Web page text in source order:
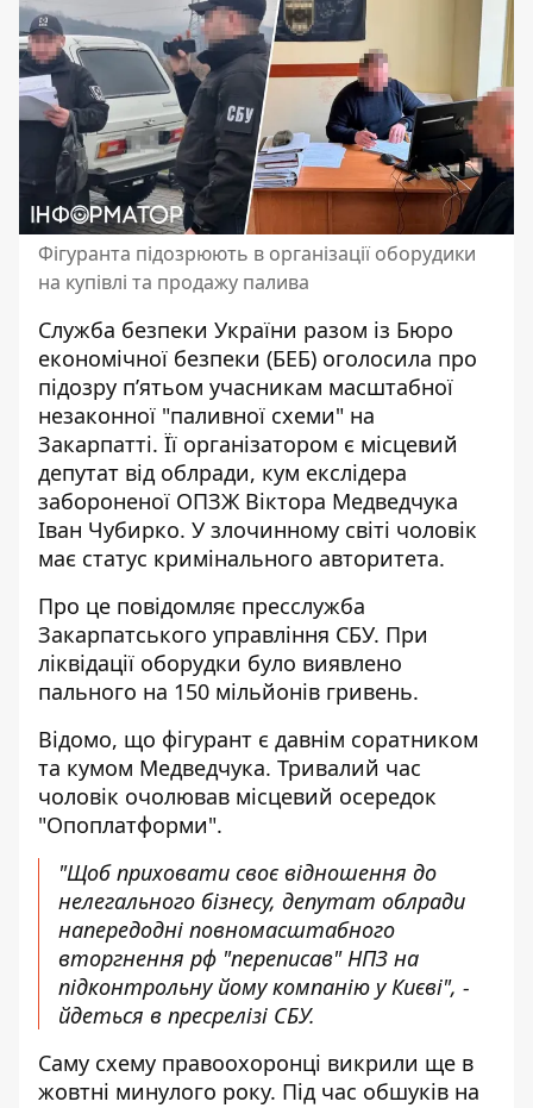
Фігуранта підозрюють в організації оборудики
на купівлі та продажу палива
Служба безпеки України разом із Бюро
економічної безпеки (БЕБ) оголосила про
підозру п’ятьом учасникам масштабної
незаконної "паливної схеми" на
Закарпатті. Її організатором є місцевий
депутат від облради, кум екслідера
забороненої ОПЗЖ Віктора Медведчука
Іван Чубирко. У злочинному світі чоловік
має статус кримінального авторитета.
Про це повідомляє пресслужба
Закарпатського управління СБУ. При
ліквідації оборудки було виявлено
пального на 150 мільйонів гривень.
Відомо, що фігурант є давнім соратником
та кумом Медведчука. Тривалий час
чоловік очолював місцевий осередок
"Опоплатформи".
"Щоб приховати своє відношення до
нелегального бізнесу, депутат облради
напередодні повномасштабного
вторгнення рф "переписав" НПЗ на
підконтрольну йому компанію у Києві", -
йдеться в пресрелізі СБУ.
Саму схему правоохоронці викрили ще в
жовтні минулого року. Під час обшуків на